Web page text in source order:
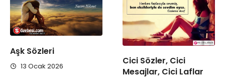
Aşk Sözleri
13 Ocak 2026
Cici Sözler, Cici
Mesajlar, Cici Laflar